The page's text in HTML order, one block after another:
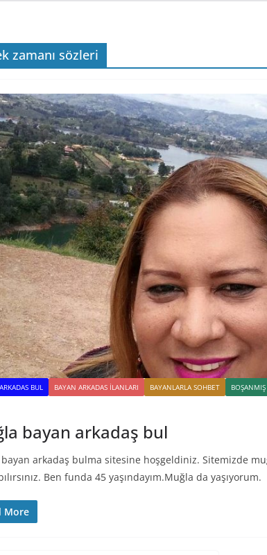
zamanı sözleri
BUL BAYAN ARKADAS ILANLARI BAYANLARLA SOHBET
bayan arkadaş bul
arkadaş bulma sitesine hoşgeldiniz. Sitemizde
Ben funda 45 yaşındayım.Muğla da yaşıyorum.
More